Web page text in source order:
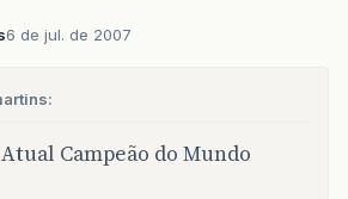
6 de jul. de 2007
Campeão do Mundo